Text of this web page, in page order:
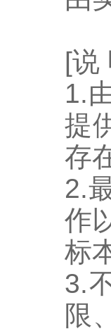
[说
1.
提
存
2.
作
标
3.
限